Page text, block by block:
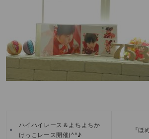
«
ハイハイレース＆よちよちか
けっこレース開催(^^♪
『ほ